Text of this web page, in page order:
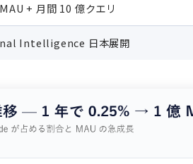
+ 月間 10 億クエリ
Intelligence 日本展開